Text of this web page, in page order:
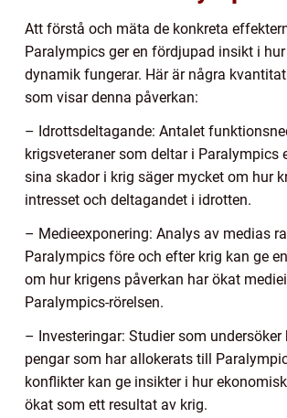
Att förstå och mäta de konkreta
Paralympics ger en fördjupad insikt i
dynamik fungerar. Här är några
som visar denna påverkan:
– Idrottsdeltagande: Antalet
krigsveteraner som deltar i Paralympics
sina skador i krig säger mycket om hur
intresset och deltagandet i idrotten.
– Medieexponering: Analys av medias
Paralympics före och efter krig kan ge
om hur krigens påverkan har ökat
Paralympics-rörelsen.
– Investeringar: Studier som undersöker
pengar som har allokerats till
konflikter kan ge insikter i hur
ökat som ett resultat av krig.